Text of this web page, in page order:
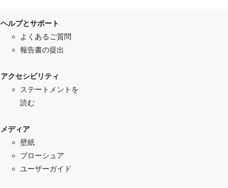
ヘルプとサポート
よくあるご質問
報告書の提出
アクセシビリティ
ステートメントを
読む
メディア
壁紙
ブローシュア
ユーザーガイド